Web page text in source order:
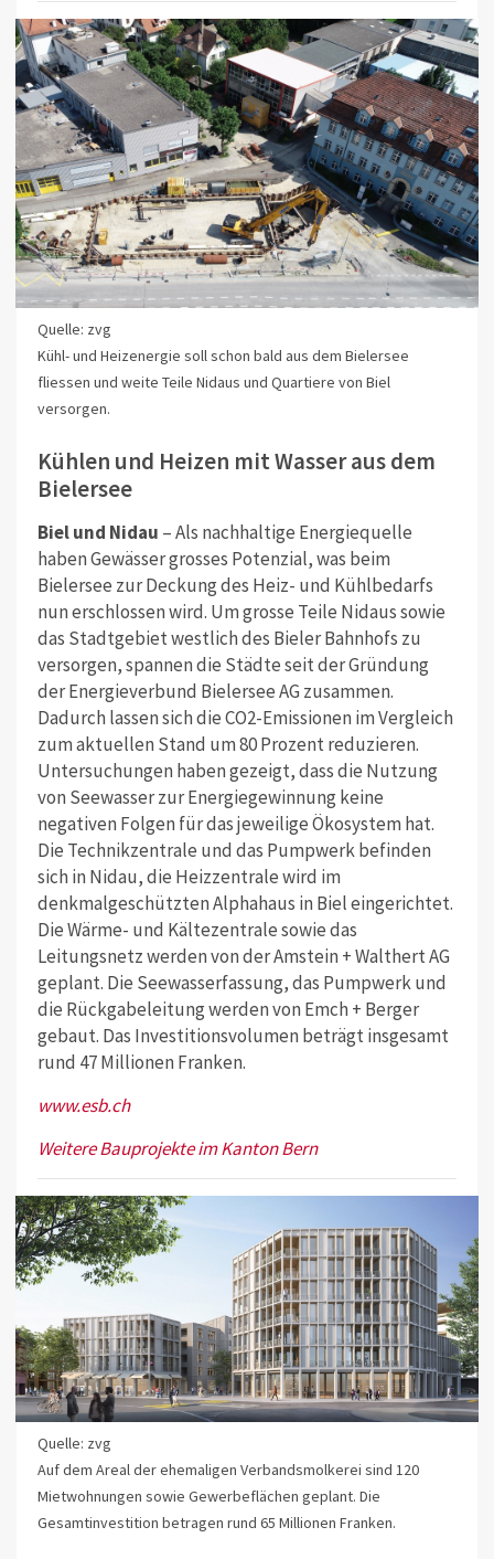
Quelle: zvg
Kühl- und Heizenergie soll schon bald aus dem Bielersee
fliessen und weite Teile Nidaus und Quartiere von Biel
versorgen.
Kühlen und Heizen mit Wasser aus dem
Bielersee
Biel und Nidau – Als nachhaltige Energiequelle
haben Gewässer grosses Potenzial, was beim
Bielersee zur Deckung des Heiz- und Kühlbedarfs
nun erschlossen wird. Um grosse Teile Nidaus sowie
das Stadtgebiet westlich des Bieler Bahnhofs zu
versorgen, spannen die Städte seit der Gründung
der Energieverbund Bielersee AG zusammen.
Dadurch lassen sich die CO2-Emissionen im Vergleich
zum aktuellen Stand um 80 Prozent reduzieren.
Untersuchungen haben gezeigt, dass die Nutzung
von Seewasser zur Energiegewinnung keine
negativen Folgen für das jeweilige Ökosystem hat.
Die Technikzentrale und das Pumpwerk befinden
sich in Nidau, die Heizzentrale wird im
denkmalgeschützten Alphahaus in Biel eingerichtet.
Die Wärme- und Kältezentrale sowie das
Leitungsnetz werden von der Amstein + Walthert AG
geplant. Die Seewasserfassung, das Pumpwerk und
die Rückgabeleitung werden von Emch + Berger
gebaut. Das Investitionsvolumen beträgt insgesamt
rund 47 Millionen Franken.
www.esb.ch
Weitere Bauprojekte im Kanton Bern
Quelle: zvg
Auf dem Areal der ehemaligen Verbandsmolkerei sind 120
Mietwohnungen sowie Gewerbeflächen geplant. Die
Gesamtinvestition betragen rund 65 Millionen Franken.